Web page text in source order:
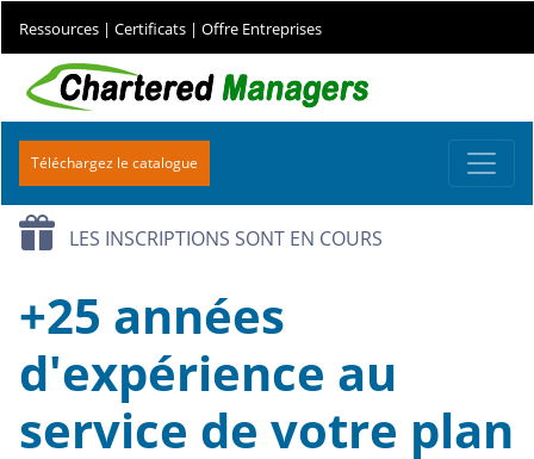
Ressources | Certificats | Offre Entreprises
Téléchargez le catalogue
LES INSCRIPTIONS SONT EN COURS
+25 années
d'expérience au
service de votre plan